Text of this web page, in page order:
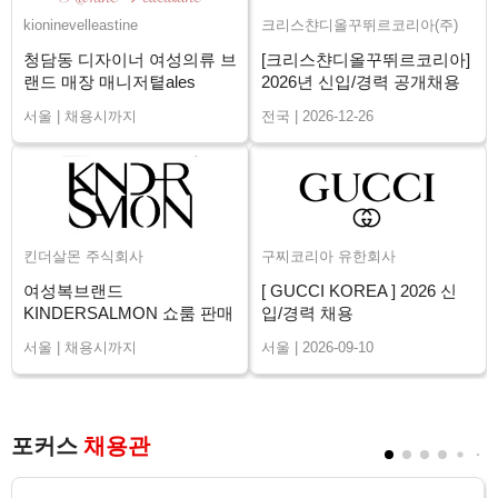
kioninevelleastine
청담동 디자이너 여성의류 브
랜드 매장 매니저톁ales
서울 | 채용시까지
크리스챤디올꾸뛰르코리아(주)
[크리스챤디올꾸뛰르코리아]
2026년 신입/경력 공개채용
전국 | 2026-12-26
킨더살몬 주식회사
여성복브랜드
KINDERSALMON 쇼룸 판매
서울 | 채용시까지
구찌코리아 유한회사
[ GUCCI KOREA ] 2026 신
입/경력 채용
서울 | 2026-09-10
포커스 채용관